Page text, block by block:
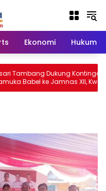
Ekonomi Hukum
Dukung Kontingen
ke Jamnas XII, Kwarda:
Generasi Berkarakter